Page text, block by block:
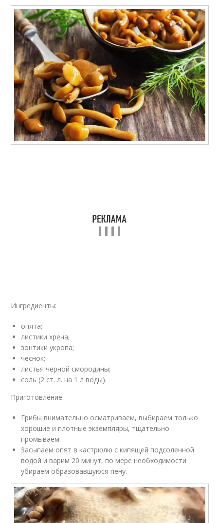
Ингредиенты:
опята;
листики хрена;
зонтики укропа;
чеснок;
листья черной смородины;
соль (2 ст. л. на 1 л воды).
Приготовление:
Грибы внимательно осматриваем, выбираем только
хорошие и плотные экземпляры, тщательно
промываем.
Засыпаем опят в кастрюлю с кипящей подсоленной
водой и варим 20 минут, по мере необходимости
убираем образовавшуюся пену.